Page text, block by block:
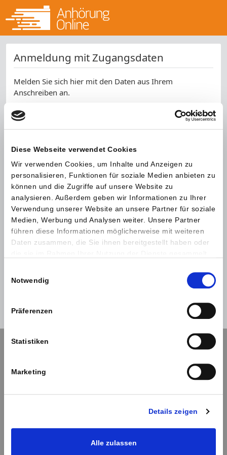
Diese Webseite verwendet Cookies
Wir verwenden Cookies, um Inhalte und Anzeigen zu
personalisieren, Funktionen für soziale Medien anbieten zu
können und die Zugriffe auf unsere Website zu
analysieren. Außerdem geben wir Informationen zu Ihrer
Verwendung unserer Website an unsere Partner für soziale
Medien, Werbung und Analysen weiter. Unsere Partner
führen diese Informationen möglicherweise mit weiteren
Daten zusammen, die Sie ihnen bereitgestellt haben oder
Notwendig
Präferenzen
Statistiken
Marketing
Details zeigen
Alle zulassen
Anmeldung mit Zugangsdaten
Melden Sie sich hier mit den Daten aus Ihrem
Anschreiben an.
Aktenzeichen *
SPAM-Schutz *
Hilfe Anmelden
Abbrechen